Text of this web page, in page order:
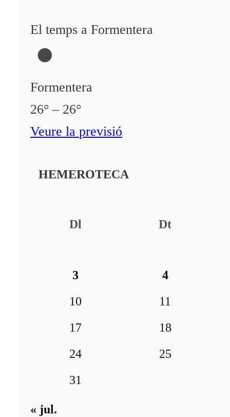
El temps a Formentera
Formentera
26° – 26°
Veure la previsió
HEMEROTECA
Dl Dt
3
4
10
11
17
18
24
25
31
« jul.